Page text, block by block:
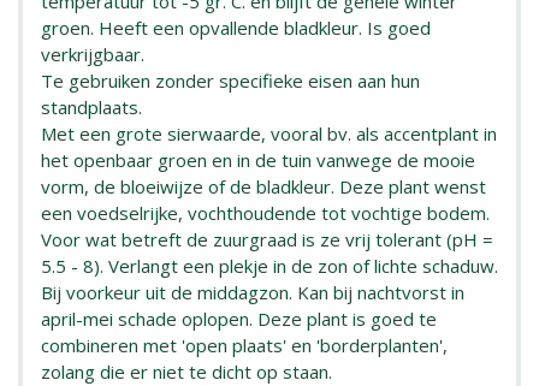
groen. Heeft een opvallende bladkleur. Is goed
verkrijgbaar.
Te gebruiken zonder specifieke eisen aan hun
standplaats.
Met een grote sierwaarde, vooral bv. als accentplant in
het openbaar groen en in de tuin vanwege de mooie
vorm, de bloeiwijze of de bladkleur. Deze plant wenst
een voedselrijke, vochthoudende tot vochtige bodem.
Voor wat betreft de zuurgraad is ze vrij tolerant (pH =
5.5 - 8). Verlangt een plekje in de zon of lichte schaduw.
Bij voorkeur uit de middagzon. Kan bij nachtvorst in
april-mei schade oplopen. Deze plant is goed te
combineren met 'open plaats' en 'borderplanten',
zolang die er niet te dicht op staan.